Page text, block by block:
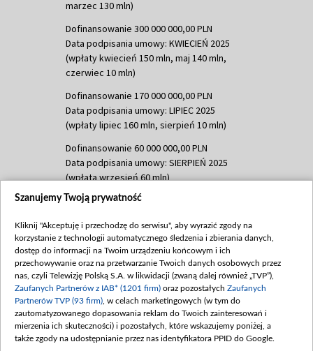
marzec 130 mln)
Dofinansowanie 300 000 000,00 PLN
Data podpisania umowy: KWIECIEŃ 2025
(wpłaty kwiecień 150 mln, maj 140 mln,
czerwiec 10 mln)
Dofinansowanie 170 000 000,00 PLN
Data podpisania umowy: LIPIEC 2025
(wpłaty lipiec 160 mln, sierpień 10 mln)
Dofinansowanie 60 000 000,00 PLN
Data podpisania umowy: SIERPIEŃ 2025
(wpłata wrzesień 60 mln)
Dofinansowanie 635 783 051,21 PLN
(wpłata wrzesień 100 mln, październik 350
mln, listopad 265 mln)
Dofinansowanie 48 862 000,00 PLN
Data podpisania umowy: GRUDZIEŃ 2025
(wpłata grudzień 60,548 mln)
Dofinansowanie 900 000 000,00 PLN
Data podpisania umowy: LUTY 2026 (wpłata
Szanujemy Twoją prywatność
Kliknij "Akceptuję i przechodzę do serwisu", aby wyrazić zgody na
korzystanie z technologii automatycznego śledzenia i zbierania danych,
dostęp do informacji na Twoim urządzeniu końcowym i ich
przechowywanie oraz na przetwarzanie Twoich danych osobowych przez
nas, czyli Telewizję Polską S.A. w likwidacji (zwaną dalej również „TVP”),
Zaufanych Partnerów z IAB* (1201 firm) oraz pozostałych Zaufanych
Partnerów TVP (93 firm) , w celach marketingowych (w tym do
zautomatyzowanego dopasowania reklam do Twoich zainteresowań i
mierzenia ich skuteczności) i pozostałych, które wskazujemy poniżej, a
także zgody na udostępnianie przez nas identyfikatora PPID do Google.